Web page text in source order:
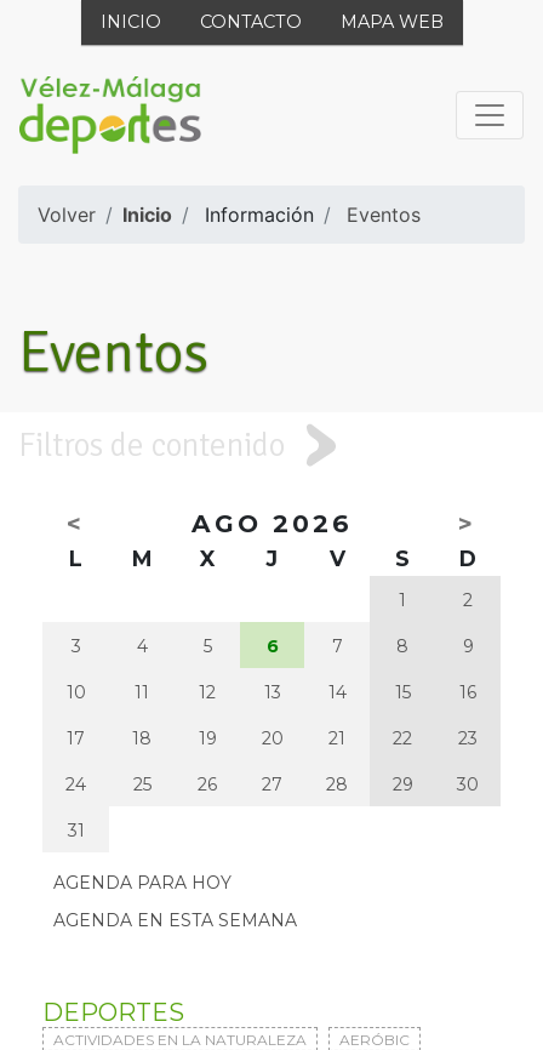
INICIO CONTACTO MAPA WEB
Volver Inicio Información Eventos
Eventos
Filtros de contenido
< AGO 2026 >
L M X J V S D
1 2
3 4 5 6 7 8 9
10 11 12 13 14 15 16
17 18 19 20 21 22 23
24 25 26 27 28 29 30
31
AGENDA PARA HOY
AGENDA EN ESTA SEMANA
DEPORTES
ACTIVIDADES EN LA NATURALEZA
AERÓBIC